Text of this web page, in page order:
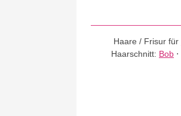
Haare / Frisur für
Haarschnitt: Bob ⋅